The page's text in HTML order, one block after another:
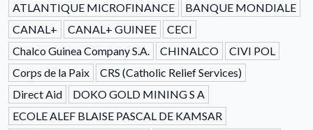
ATLANTIQUE MICROFINANCE
BANQUE MONDIALE
CANAL+
CANAL+ GUINEE
CECI
Chalco Guinea Company S.A.
CHINALCO
CIVI POL
Corps de la Paix
CRS (Catholic Relief Services)
Direct Aid
DOKO GOLD MINING S A
ECOLE ALEF BLAISE PASCAL DE KAMSAR